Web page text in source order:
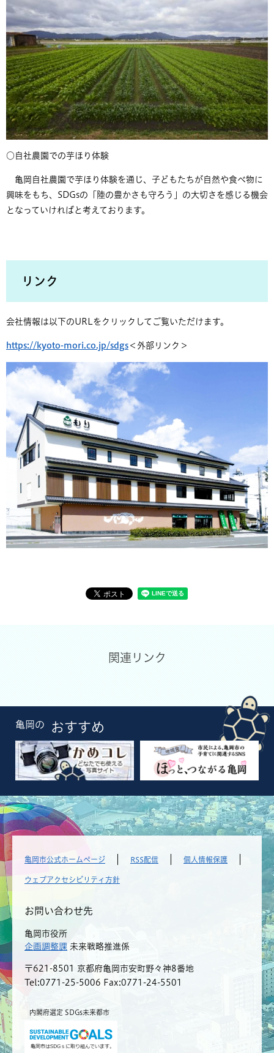
○自社農園での芋ほり体験
亀岡自社農園で芋ほり体験を通じ、子どもたちが自然や食べ物に
興味をもち、SDGsの「陸の豊かさも守ろう」の大切さを感じる機会
となっていければと考えております。
リンク
会社情報は以下のURLをクリックしてご覧いただけます。
https://kyoto-mori.co.jp/sdgs ＜外部リンク＞
関連リンク
亀岡の おすすめ
亀岡市公式ホームページ RSS配信 個人情報保護
ウェブアクセシビリティ方針
お問い合わせ先
亀岡市役所
企画調整課 未来戦略推進係
〒621-8501 京都府亀岡市安町野々神8番地
Tel:0771-25-5006 Fax:0771-24-5501
内閣府選定 SDGs未来都市